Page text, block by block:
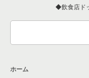
神奈川県のアジア料
神奈川県のカフェの居
神奈川県のお弁当・惣
横浜市戸塚区のその
飲食店ド
ホーム